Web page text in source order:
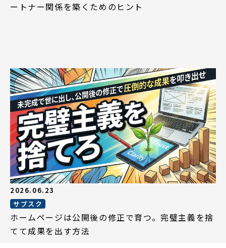
ートナー関係を築くためのヒント
2026.06.23
サブスク
ホームページは公開後の修正で育つ。完璧主義を捨
てて成果を出す方法